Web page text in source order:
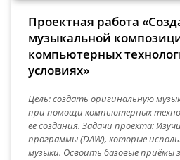
Проектная работа
музыкальной
компьютерных
условиях»
Цель: создать оригинальную
при помощи компьютерных
её создания. Задачи проекта:
программы (DAW), которые
музыки. Освоить базовые приёмы